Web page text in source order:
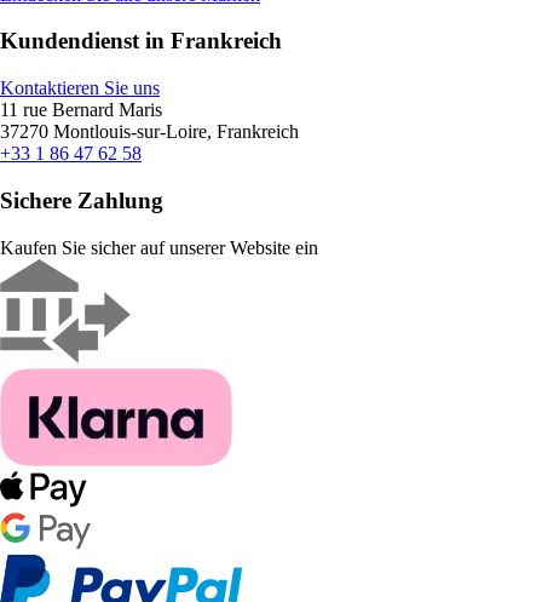
Kundendienst in Frankreich
Kontaktieren Sie uns
11 rue Bernard Maris
37270 Montlouis-sur-Loire, Frankreich
+33 1 86 47 62 58
Sichere Zahlung
Kaufen Sie sicher auf unserer Website ein